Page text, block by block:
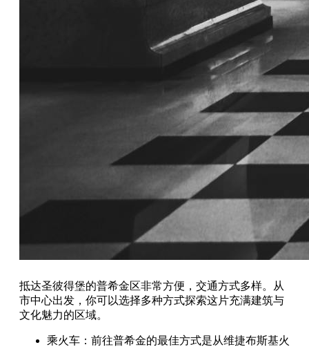
抵达圣彼得堡的普希金区非常方便，交通方式多样。从
市中心出发，你可以选择多种方式探索这片充满建筑与
文化魅力的区域。
乘火车：前往普希金的最佳方式是从维捷布斯基火